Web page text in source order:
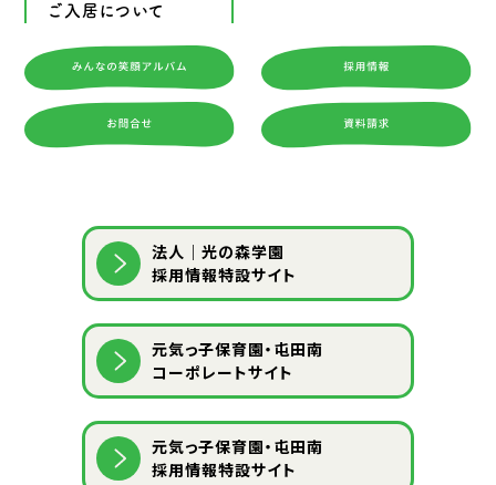
ご入居について
法人｜光の森学園
採用情報特設サイト
元気っ子保育園・屯田南
コーポレートサイト
元気っ子保育園・屯田南
採用情報特設サイト